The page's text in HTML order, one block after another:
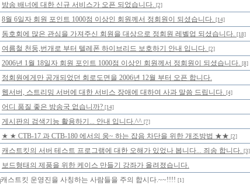
방송 배너에 대한 신규 서비스가 오픈 되었습니다. [2]
8월 6일자 회원 포인트 1000점 이상인 회원께서 정회원이 되셨습니다. [14]
동호회에 많은 관심을 가져주신 회원을 대상으로 정회원 레벨업 되셨습니다. [18]
여름철 천둥,번개로 부터 텔레폰 하이브리드 보호하기 안내 입니다. [2]
2006년 1월 18일자 회원 포인트 1000점 이상인 회원께서 정회원이 되셨습니다. [8]
정회원에게만 공개되었던 회로도면을 2006년 12월 부터 오픈 합니다.
웹서버, 스트리밍 서버에 대한 서비스 장애에 대하여 사과 말씀 드립니다. [4]
어디 품질 좋은 방송국 없습니까? [14]
게시판의 검색기능 활용하기... 안내 입니다.^^ [7]
★ ★ CTB-17 과 CTB-180 에서의 웅~ 하는 잡음 차단을 위한 개조방법 ★★ [2]
캐스트킷의 서버 테스트 프로그램에 대한 오해가 있었나 봅니다... 죄송 합니다. [3]
보드형태의 제품을 위한 케이스 만들기 강좌가 올려졌습니다.
캐스트킷 운영진을 사칭하는 사람들을 주의 합시다.~~!!!! [1]